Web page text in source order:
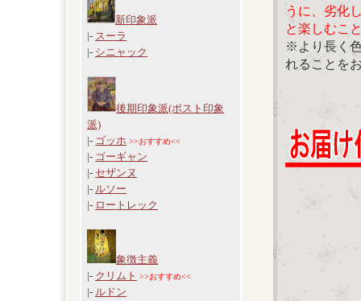
新印象派
|- スーラ
|- シニャック
後期印象派(ポスト印象
派)
|- ゴッホ >>おすすめ<<
|- ゴーギャン
|- セザンヌ
|- ルソー
|- ロートレック
象徴主義
|- クリムト >>おすすめ<<
|- ルドン
うに、劣化
と楽しむこ
※より長く
れることを